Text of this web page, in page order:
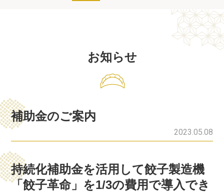
お知らせ
補助金のご案内
2023.05.08
持続化補助金を活用して餃子製造機
「餃子革命」を1/3の費用で導入でき